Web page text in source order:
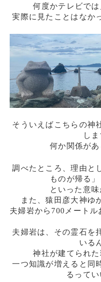
何度かテレビで
実際に見たことはなか
そういえばこちらの神
し
何か関係が
調べたところ、理由と
ものが帰る
といった意
また、猿田彦大神ゆ
夫婦岩から700メート
夫婦岩は、その霊石を
いる
神社が建てられ
一つ知識が増えると同
るってい